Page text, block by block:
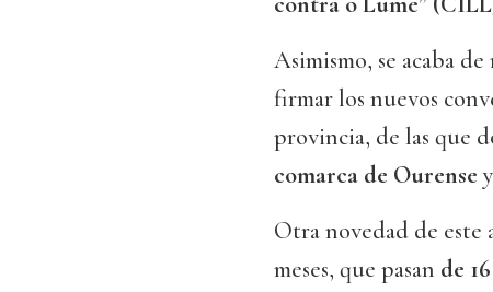
Asimismo, se acaba
firmar los nuevos
provincia, de las que
comarca de Ourense
Otra novedad de este
meses, que pasan de